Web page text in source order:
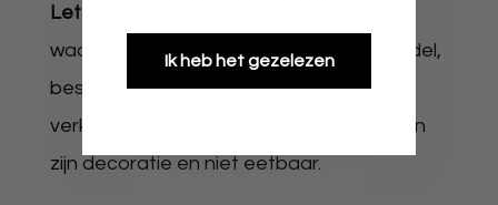
Let op:
waardoor er soms een afwijking van model,
beschadiging, met folie er nog op of
verkeerde maat kan zijn. Onze producten
zijn decoratie en niet eetbaar.
Ik heb het gezelezen